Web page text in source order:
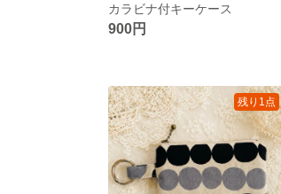
カラビナ付キーケース
900円
残り1点